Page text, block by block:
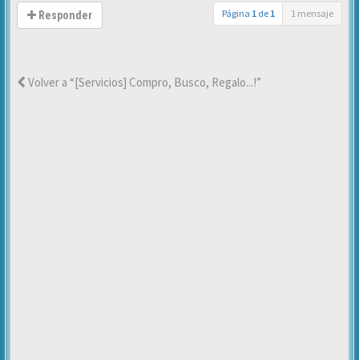
Responder Página 1 de 1 1 mensaje
Volver a “[Servicios] Compro, Busco, Regalo...!”